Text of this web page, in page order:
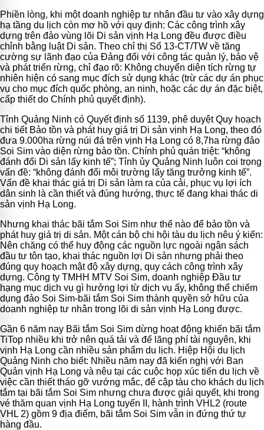
Phiền lòng, khi một doanh nghiệp tư nhân đầu tư vào xây dựng
hạ tầng du lịch còn mơ hồ với quy định: Các công trình xây
dựng trên đảo vùng lõi Di sản vịnh Hạ Long đều được điều
chỉnh bằng luật Di sản. Theo chỉ thị Số 13-CT/TW về tăng
cường sự lãnh đạo của Đảng đối với công tác quản lý, bảo vệ
và phát triển rừng, chỉ đạo rõ: Không chuyển diện tích rừng tự
nhiên hiện có sang mục đích sử dụng khác (trừ các dự án phục
vụ cho mục đích quốc phòng, an ninh, hoặc các dự án đặc biệt,
cấp thiết do Chính phủ quyết định).
Tỉnh Quảng Ninh có Quyết định số 1139, phê duyệt Quy hoạch
chi tiết Bảo tồn và phát huy giá trị Di sản vịnh Hạ Long, theo đó
đưa 9.000ha rừng núi đá trên vịnh Hạ Long có 8,7ha rừng đảo
Soi Sim vào diện rừng bảo tồn. Chính phủ quán triệt: “không
đánh đổi Di sản lấy kinh tế”; Tỉnh ủy Quảng Ninh luôn coi trọng
vấn đề: “không đánh đổi môi trường lấy tăng trưởng kinh tế”.
Vấn đề khai thác giá trị Di sản làm ra của cải, phục vụ lợi ích
dân sinh là cần thiết và đúng hướng, thực tế đang khai thác di
sản vịnh Hạ Long.
Nhưng khai thác bãi tắm Soi Sim như thế nào để bảo tồn và
phát huy giá trị di sản. Một cán bộ chi hội tàu du lịch nêu ý kiến:
Nên chăng có thể huy động các nguồn lực ngoài ngân sách
đầu tư tôn tạo, khai thác nguồn lợi Di sản nhưng phải theo
đúng quy hoạch mật độ xây dựng, quy cách công trình xây
dựng. Công ty TMHH MTV Soi Sim, doanh nghiệp Đầu tư
hạng mục dịch vụ gì hưởng lợi từ dịch vụ ấy, không thể chiếm
dụng đảo Soi Sim-bãi tắm Soi Sim thành quyền sở hữu của
doanh nghiệp tư nhân trong lõi di sản vịnh Hạ Long được.
Gần 6 năm nay Bãi tắm Soi Sim dừng hoạt động khiến bãi tắm
TiTop nhiều khi trở nên quá tải và để lãng phí tài nguyên, khi
vịnh Hạ Long cần nhiều sản phẩm du lịch. Hiệp Hội du lịch
Quảng Ninh cho biết: Nhiều năm nay đã kiến nghị với Ban
Quản vịnh Hạ Long và nêu tại các cuộc họp xúc tiến du lịch về
việc cần thiết tháo gỡ vướng mắc, để cập tàu cho khách du lịch
tắm tại bãi tắm Soi Sim nhưng chưa được giải quyết, khi trong
vé thăm quan vịnh Hạ Long tuyến II, hành trình VHL2 (route
VHL 2) gồm 9 địa điểm, bãi tắm Soi Sim vẫn in đứng thứ tự
hàng đầu.